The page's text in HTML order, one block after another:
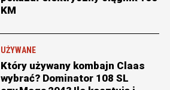
KM
UŻYWANE
Który używany kombajn Claas
wybrać? Dominator 108 SL